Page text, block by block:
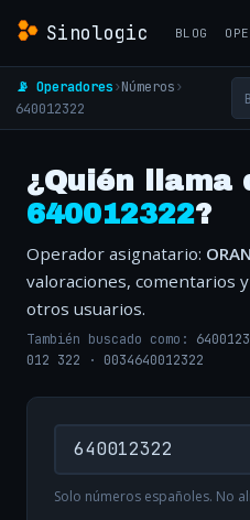
Sinologic BLOG
📡 Operadores›Números›
640012322
¿Quién llama
640012322?
Operador asignatario:
valoraciones, comentarios
otros usuarios.
También buscado como:
012 322 · 0034640012322
Solo números españoles. No